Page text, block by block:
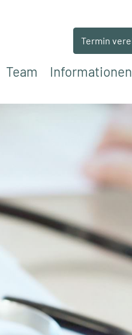
Termin
Team Informationen